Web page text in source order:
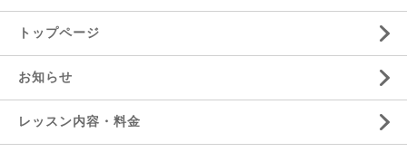
トップページ
お知らせ
レッスン内容・料金